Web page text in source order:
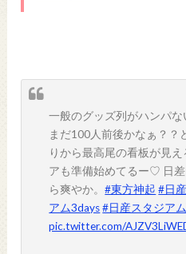
一般のグッズ列がハンパな
まだ100人前後かなぁ？？
りから最高尾の看板が見
アも準備始めてるー♡ 日
ら爽やか。#東方神起 #日
アム3days #日産スタジア
pic.twitter.com/